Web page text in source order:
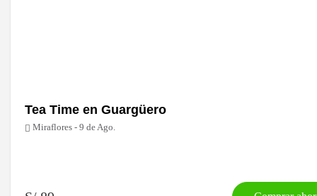
Tea Time en Guargüero
Miraflores - 9 de Ago.